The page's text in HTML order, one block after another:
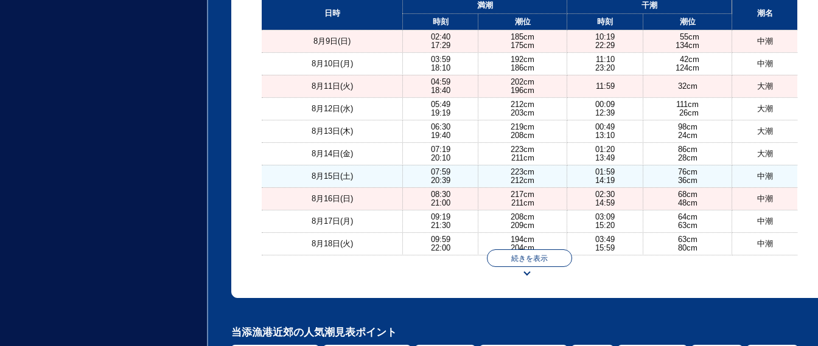
日時
満潮
干潮
潮名
時刻
潮位 時刻 潮位
8月9日(日)
02:40
17:29
185cm
175cm
10:19
22:29
55cm
134cm
中潮
8月10日(月)
03:59
18:10
192cm
186cm
11:10
23:20
42cm
124cm
中潮
8月11日(火)
04:59
18:40
202cm
196cm
11:59 32cm 大潮
8月12日(水)
05:49
19:19
212cm
203cm
00:09
12:39
111cm
26cm
大潮
8月13日(木)
06:30
19:40
219cm
208cm
00:49
13:10
98cm
24cm
大潮
8月14日(金)
07:19
20:10
223cm
211cm
01:20
13:49
86cm
28cm
大潮
8月15日(土)
07:59
20:39
223cm
212cm
01:59
14:19
76cm
36cm
中潮
8月16日(日)
08:30
21:00
217cm
211cm
02:30
14:59
68cm
48cm
中潮
8月17日(月)
09:19
21:30
208cm
209cm
03:09
15:20
64cm
63cm
中潮
8月18日(火)
09:59
22:00
194cm
204cm
03:49
15:59
63cm
80cm
中潮
続きを表示
当添漁港近郊の人気潮見表ポイント